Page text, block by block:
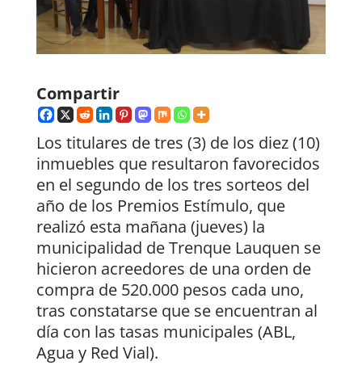
Compartir
Los titulares de tres (3) de los diez (10)
inmuebles que resultaron favorecidos
en el segundo de los tres sorteos del
año de los Premios Estímulo, que
realizó esta mañana (jueves) la
municipalidad de Trenque Lauquen se
hicieron acreedores de una orden de
compra de 520.000 pesos cada uno,
tras constatarse que se encuentran al
día con las tasas municipales (ABL,
Agua y Red Vial).